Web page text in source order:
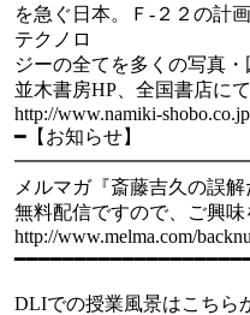
を急ぐ日本。Ｆ-２２の計
テクノロ
ジーの全てを多くの写真
並木書房HP、全国書店に
http://www.namiki-
━【お知らせ】
メルマガ『斎藤吉久の誤
無料配信ですので、ご興
http://www.melma.com/
DLIでの授業風景はこちら